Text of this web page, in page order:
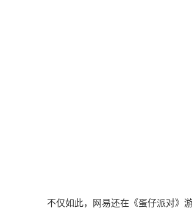
不仅如此，网易还在《蛋仔派对》